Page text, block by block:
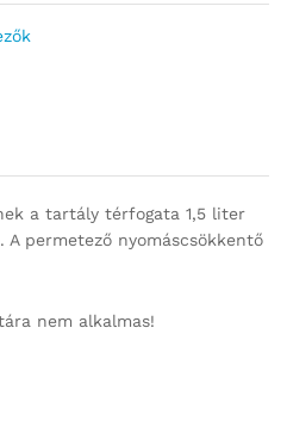
a tartály térfogata 1,5 liter
permetező nyomáscsökkentő
nem alkalmas!